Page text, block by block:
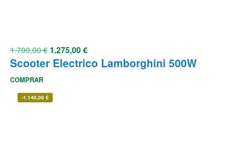
1.700,00€ 1.275,00€
Scooter Electrico Lamborghini 500W
COMPRAR
-1.140,00 €